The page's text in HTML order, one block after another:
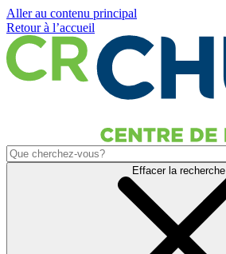
Aller au contenu principal
Retour à l’accueil
Effacer la recherche